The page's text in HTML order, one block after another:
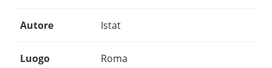
Autore Istat
Luogo Roma